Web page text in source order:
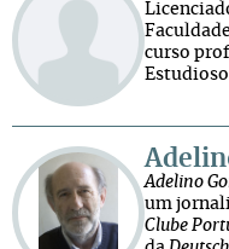
curso
Adelino
um
Clube